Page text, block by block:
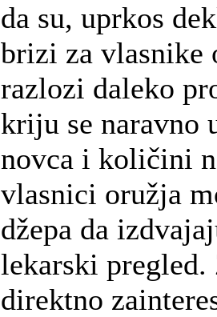
da su, uprkos
brizi za vlasnike
razlozi daleko
kriju se naravno
novca i količini
vlasnici oružja
džepa da
lekarski pregled.
direktno